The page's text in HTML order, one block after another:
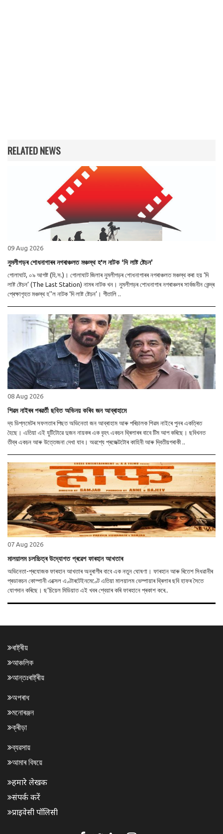
RELATED NEWS
09 Aug 2026
নুমলীগড়ৰ শোধনাগাৰৰ নগৰাঞ্চলত মঞ্চস্থ হ'ল নাটক ‘দি লাষ্ট ষ্টেচন’
গোলাঘাট, ০৯ আগষ্ট (হি.স.)। গোলাঘাট জিলাৰ নুমলীগড়ৰ শোধনাগাৰৰ নগৰাঞ্চলত মঞ্চস্থ কৰা হয় ‘দি
লাষ্ট ষ্টেচন’ (The Last Station) নামৰ নাটক খন। নুমলীগড়ৰ শোধনাগাৰ নগৰাঞ্চলৰ সাৰ্বজনীন কেন্দ্ৰ
প্ৰেক্ষাগৃহত মঞ্চস্থ হ''ল নাটক ‘দি লাষ্ট ষ্টেচন’। গীতালি ..
08 Aug 2026
শিৱম নাইৰৰ পৰৱৰ্তী ছবিত অভিনয় কৰিব জন আব্ৰাহামে
দ্য ডিপ্লমেটৰ সফলতাৰ পিছত অভিনেতা জন আব্ৰাহাম আৰু পৰিচালক শিৱম নাইৰে পুনৰ একত্ৰিত
হৈছে। এতিয়া এই যুটিটোৱে দুজন নায়কৰ এক বৃহৎ একচন থ্ৰিলাৰৰ বাবে টিম আপ কৰিছে। ছবিখনত
তীব্ৰ একচন আৰু উত্তেজনা দেখা যাব। অৱশ্যে প্ৰজেক্টটোৰ কাহিনী আৰু দ্বিতীয়গৰাকী ..
07 Aug 2026
মালয়ালম চলচ্চিত্ৰ উদ্যোগত প্ৰৱেশ ফাৰহান আখতাৰ
অভিনেতা-প্ৰযোজক ফাৰহান আখতাৰ অনুৰাগীৰ বাবে এক নতুন ঘোষণা। ফাৰহান আৰু ৰিতেশ সিধৱানীৰ
প্ৰডাকচন কোম্পানী এক্সেল এণ্টাৰটেইনমেণ্টে এতিয়া মালয়ালম ভেম্পায়াৰ থ্ৰিলাৰ ছবি হাফৰ সৈতে
যোগদান কৰিছে। ছ’চিয়েল মিডিয়াত এই খবৰ শ্বেয়াৰ কৰি ফাৰহানে প্ৰকাশ কৰে..
ৰাষ্ট্ৰীয়
আঞ্চলিক
আন্তঃৰাষ্ট্ৰীয়
অপৰাধ
মনোৰঞ্জন
ক্ৰীড়া
ব্যৱসায়
আমাৰ বিষয়ে
हमारे लेखक
संपर्क करें
प्राइवेसी पॉलिसी